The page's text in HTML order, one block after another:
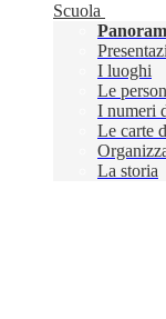
Scuola
I luoghi
Le
I numeri
Le carte
La storia